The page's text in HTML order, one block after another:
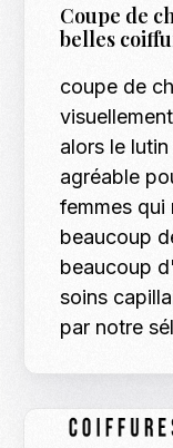
Coupe de
belles
coupe de
alors le
agréable
femmes qui
beaucoup
beaucoup
soins
par notre